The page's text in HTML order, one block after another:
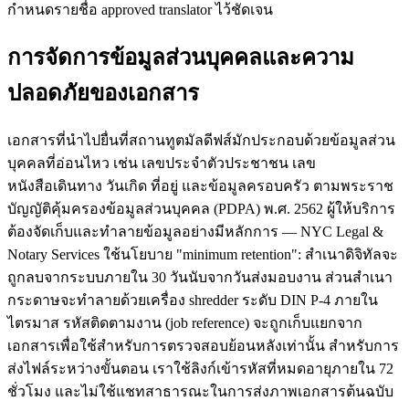
กำหนดรายชื่อ approved translator ไว้ชัดเจน
การจัดการข้อมูลส่วนบุคคลและความ
ปลอดภัยของเอกสาร
เอกสารที่นำไปยื่นที่สถานทูตมัลดีฟส์มักประกอบด้วยข้อมูลส่วน
บุคคลที่อ่อนไหว เช่น เลขประจำตัวประชาชน เลข
หนังสือเดินทาง วันเกิด ที่อยู่ และข้อมูลครอบครัว ตามพระราช
บัญญัติคุ้มครองข้อมูลส่วนบุคคล (PDPA) พ.ศ. 2562 ผู้ให้บริการ
ต้องจัดเก็บและทำลายข้อมูลอย่างมีหลักการ — NYC Legal &
Notary Services ใช้นโยบาย "minimum retention": สำเนาดิจิทัลจะ
ถูกลบจากระบบภายใน 30 วันนับจากวันส่งมอบงาน ส่วนสำเนา
กระดาษจะทำลายด้วยเครื่อง shredder ระดับ DIN P-4 ภายใน
ไตรมาส รหัสติดตามงาน (job reference) จะถูกเก็บแยกจาก
เอกสารเพื่อใช้สำหรับการตรวจสอบย้อนหลังเท่านั้น สำหรับการ
ส่งไฟล์ระหว่างขั้นตอน เราใช้ลิงก์เข้ารหัสที่หมดอายุภายใน 72
ชั่วโมง และไม่ใช้แชทสาธารณะในการส่งภาพเอกสารต้นฉบับ